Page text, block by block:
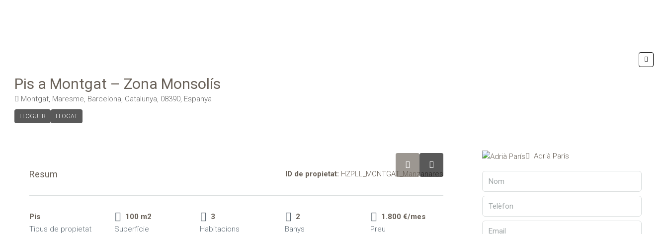
Pis a Montgat – Zona Monsolís
Montgat, Maresme, Barcelona, Catalunya, 08390, Espanya
LLOGUER LLOGAT
Resum ID de propietat: HZPLL_MONTGAT_Manzanares
Pis
Tipus de propietat
100 m2
Superfície
3
Habitacions
2
Banys
1.800 €/mes
Preu
Adrià París